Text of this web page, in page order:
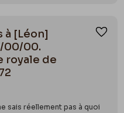
à [Léon]
00/00.
royale de
sais réellement pas à quoi